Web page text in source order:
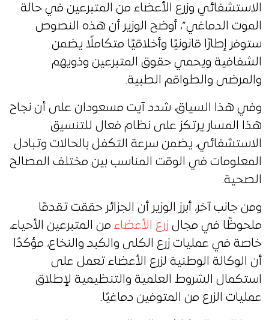
الاستشفائي وزرع الأعضاء من المتبرعين في حالة
الموت الدماغي”، أوضح الوزير أن هذه النصوص
ستوفر إطارًا قانونيًا وأخلاقيًا متكاملًا يضمن
الشفافية ويحمي حقوق المتبرعين وذويهم
والمرضى والطواقم الطبية.
وفي هذا السياق، شدد آيت مسعودان على أن نجاح
هذا المسار يرتكز على نظام فعال للتنسيق
الاستشفائي، يضمن سرعة التكفل بالحالات وتبادل
المعلومات في الوقت المناسب بين مختلف المصالح
الصحية.
ومن جانب آخر، أبرز الوزير أن الجزائر حققت تقدمًا
ملحوظًا في مجال زرع الأعضاء من المتبرعين الأحياء،
خاصة في عمليات زرع الكلى والكبد والنخاع، مؤكدًا
أن الوكالة الوطنية لزرع الأعضاء تعمل على
استكمال الشروط العلمية والتنظيمية لإطلاق
عمليات الزرع من المتوفين دماغيًا.